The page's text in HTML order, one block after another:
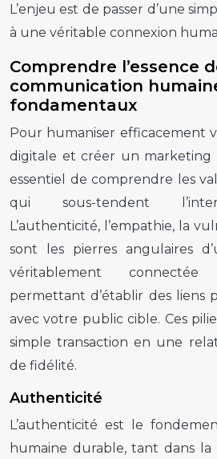
L’enjeu est de passer d’une
à une véritable connexion
Comprendre l’essence
communication
fondamentaux
Pour humaniser efficacement
digitale et créer un marketing
essentiel de comprendre les
qui sous-tendent
L’authenticité, l’empathie, la
sont les pierres angulaires
véritablement
permettant d’établir des liens
avec votre public cible. Ces
simple transaction en une
de fidélité.
Authenticité
L’authenticité est le
humaine durable, tant dans